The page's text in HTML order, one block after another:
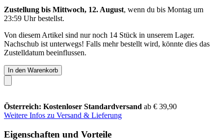
Zustellung bis Mittwoch, 12. August, wenn du bis Montag um
23:59 Uhrbestellst.
Von diesem Artikel sind nur noch 14 Stück in unserem Lager.
Nachschub ist unterwegs! Falls mehr bestellt wird, könnte dies das
Zustelldatum beeinflussen.
In den Warenkorb
Österreich: Kostenloser Standardversand ab € 39,90
Weitere Infos zu Versand & Lieferung
Eigenschaften und Vorteile